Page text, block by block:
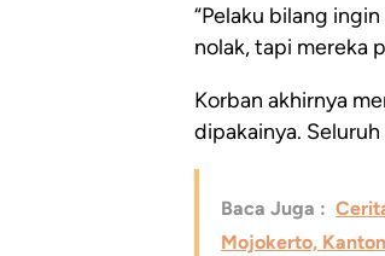
“Pelaku bilang
nolak, tapi mereka
Korban akhirnya
dipakainya.
Baca Juga :
Mojokerto,